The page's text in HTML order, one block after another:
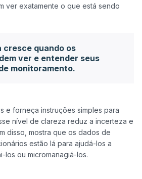
ver exatamente o que está sendo
quando os
ver e entender seus
monitoramento.
e forneça instruções simples para
nível de clareza reduz a incerteza e
disso, mostra que os dados de
estão lá para ajudá-los a
los ou micromanagiá-los.